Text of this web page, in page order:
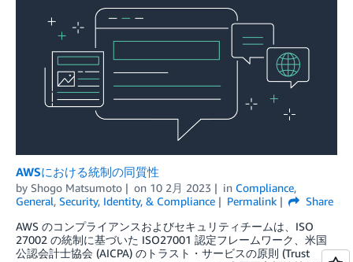
AWSにおける統制の同質性
by Shogo Matsumoto on 10 2月 2023 in Compliance,
General, Security, Identity, & Compliance Permalink
Share
AWS のコンプライアンスおよびセキュリティチームは、ISO
27002 の統制に基づいた ISO27001 認定フレームワーク、米国
公認会計士協会 (AICPA) のトラスト・サービスの原則 (Trust